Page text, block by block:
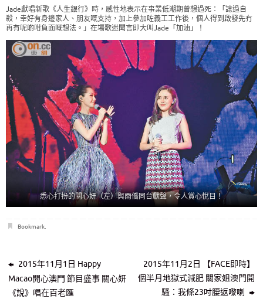
Jade獻唱新歌《人生銀行》時，感性地表示在事業低潮期曾想過死：「諗過自
殺，幸好有身邊家人、朋友嘅支持，加上參加咗義工工作後，個人得到啟發先冇
再有呢啲咁負面嘅想法。」在場歌迷聞言即大叫Jade「加油」！
悉心打扮的關心妍（左）與雨僑同台獻聲，令人賞心悅目！
Bookmark.
2015年11月1日 Happy
Macao開心澳門 節目盛事 關心妍
《說》唱在百老匯
2015年11月2日 【FACE即時】
個半月地獄式減肥 關家姐澳門開
騷：我條23吋腰返嚟喇